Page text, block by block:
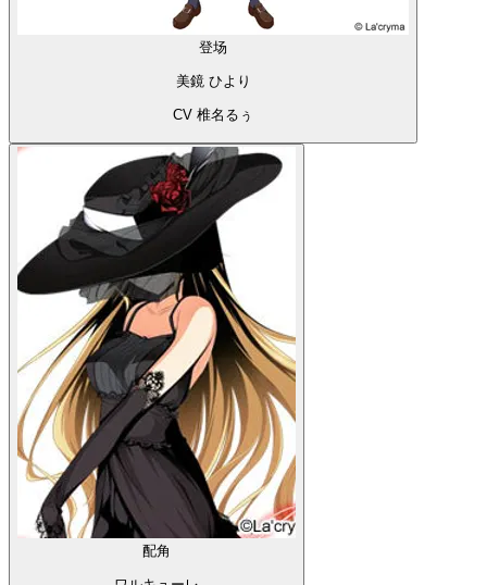
登场
美鏡 ひより
CV 椎名るぅ
配角